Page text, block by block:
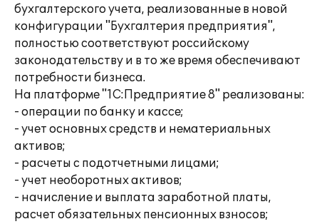
бухгалтерского учета, реализованные в новой
конфигурации "Бухгалтерия предприятия",
полностью соответствуют российскому
законодательству и в то же время обеспечивают
потребности бизнеса.
На платформе "1С:Предприятие 8" реализованы:
- операции по банку и кассе;
- учет основных средств и нематериальных
активов;
- расчеты с подотчетными лицами;
- учет необоротных активов;
- начисление и выплата заработной платы,
расчет обязательных пенсионных взносов;